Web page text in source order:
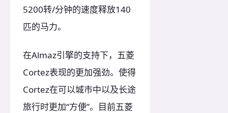
5200转/分钟的速度释放140
匹的马力。
在Almaz引擎的支持下，五菱
Cortez表现的更加强劲。使得
Cortez在可以城市中以及长途
旅行时更加“方便”。目前五菱